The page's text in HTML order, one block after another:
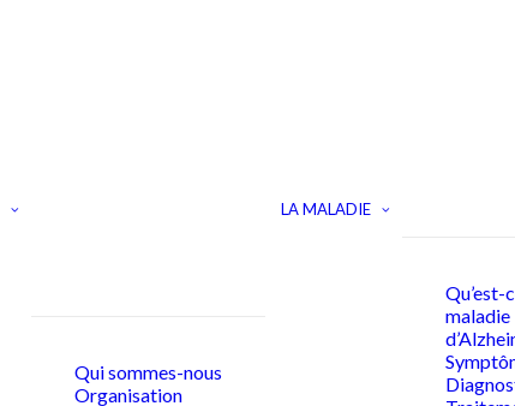
Qui sommes-nous
Organisation
LA MALADIE
Qu’est-
maladie